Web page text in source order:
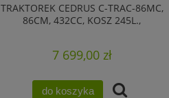
TRAKTOREK CEDRUS C-TRAC-86MC,
86CM, 432CC, KOSZ 245L.,
7 699,00 zł
do koszyka